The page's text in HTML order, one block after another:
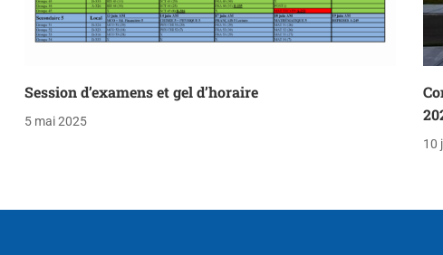
Session d’examens et gel d’horaire
5 mai 2025
10